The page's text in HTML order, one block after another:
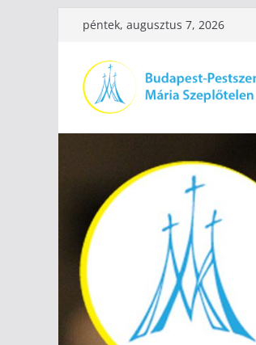
content
péntek, augusztus 7, 2026